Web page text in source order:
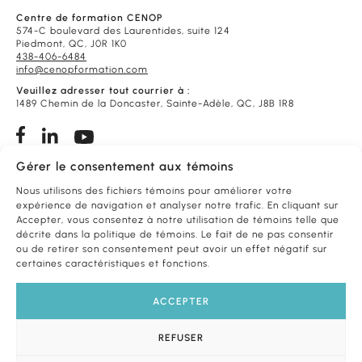
Gérer le consentement aux témoins
Nous utilisons des fichiers témoins pour améliorer votre
expérience de navigation et analyser notre trafic. En cliquant sur
Accepter, vous consentez à notre utilisation de témoins telle que
décrite dans la politique de témoins. Le fait de ne pas consentir
ou de retirer son consentement peut avoir un effet négatif sur
certaines caractéristiques et fonctions.
ACCEPTER
REFUSER
Centre de formation CENOP
574-C boulevard des Laurentides, suite 124
Piedmont, QC, J0R 1K0
438-406-6484
info@cenopformation.com
Veuillez adresser tout courrier à :
1489 Chemin de la Doncaster, Sainte-Adèle, QC, J8B 1R8
Conditions de vente
Foire aux questions
FORMATIONSPAR THÈME
FORMATIONSPAR PROFESSION